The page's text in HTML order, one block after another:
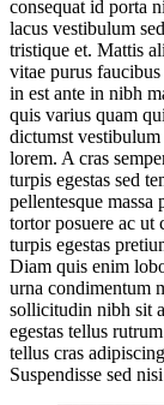
consequat id porta
lacus vestibulum
tristique et. Mattis
vitae purus
in est ante in nibh
quis varius quam
dictumst
lorem. A cras
turpis egestas sed
pellentesque massa
tortor posuere ac ut
turpis egestas
Diam quis enim
urna condimentum
sollicitudin nibh sit
egestas tellus
tellus cras
Suspendisse sed